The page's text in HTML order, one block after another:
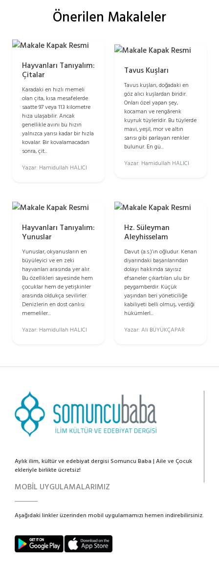
Önerilen Makaleler
Hayvanları Tanıyalım:
Çitalar
Karadaki en hızlı memeli
olan çita, kısa mesafelerde
saatte 97 veya 113 kilometre
hıza ulaşabilir. Ancak
genellikle avını bu hızın
yalnızca yarısı kadar bir hızla
kovalar. Bir kovalamacadan
sonra, çit...
Yazar: Hamidullah HALICI
Tavus Kuşları
Tavus kuşları, doğadaki en
göz alıcı kuşlardan biridir.
Onları özel yapan şey,
kocaman ve rengârenk
kuyruk tüyleridir. Bu tüylerde
mavi, yeşil, mor ve altın
sarısı gibi parlayan renkler
bulunur. En gü...
Yazar: Hamidullah HALICI
Hayvanları Tanıyalım:
Yunuslar
Yunuslar, okyanusların en
büyüleyici ve en zeki
hayvanları arasında yer alır.
Bu özellikleri sayesinde hem
çocuklar hem de yetişkinler
arasında oldukça sevilirler.
Denizlerin en dost canlısı
memeliler...
Yazar: Hamidullah HALICI
Hz. Süleyman
Aleyhisselam
Davut (a.s.)’ın oğludur. Kenan
diyarındaki başarılarından
dolayı hakkında sayısız
efsaneler çıkartılan ulu bir
peygamberdir. Küçük
yaşından beri yöneticiliğe
kabiliyeti belli olmuş, verdiği
hükümlerl...
Yazar: Ali BÜYÜKÇAPAR
Aylık ilim, kültür ve edebiyat dergisi Somuncu Baba | Aile ve Çocuk
ekleriyle birlikte ücretsiz!
MOBİL UYGULAMALARIMIZ
Aşağıdaki linkler üzerinden mobil uygulamamızı hemen indirebilirsiniz.